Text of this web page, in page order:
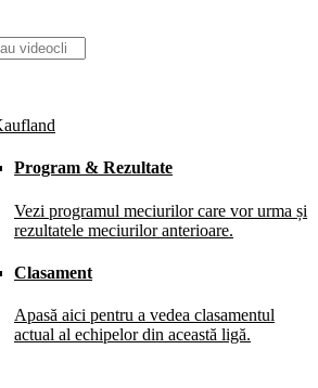
Program & Rezultate
Vezi programul meciurilor care vor urma și
rezultatele meciurilor anterioare.
Clasament
Apasă aici pentru a vedea clasamentul
actual al echipelor din această ligă.